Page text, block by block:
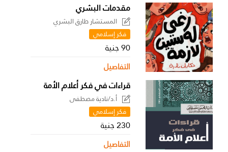
مقدمات البشري
المستشار طارق البشري
فكر إسلامي
90 جنية
التفاصيل
قراءات في فكر أعلام الأمة
أ.د/نادية مصطفى
فكر إسلامي
230 جنية
التفاصيل